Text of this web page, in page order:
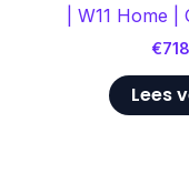
| W11 Home
€
Lees